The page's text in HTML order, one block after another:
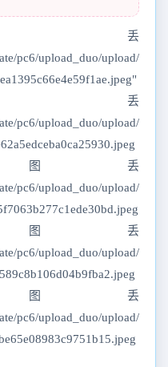
pc6/upload_duo/upload/
丢
pc6/upload_duo/upload/
丢
pc6/upload_duo/upload/
丢
pc6/upload_duo/upload/
丢
pc6/upload_duo/upload/